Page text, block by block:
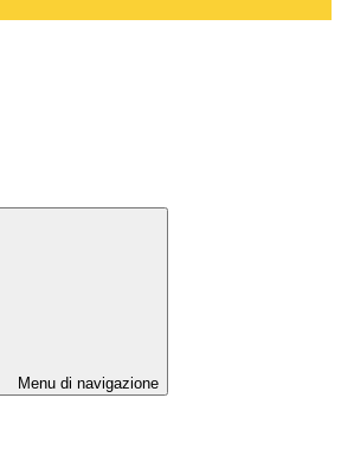
Menu di navigazione